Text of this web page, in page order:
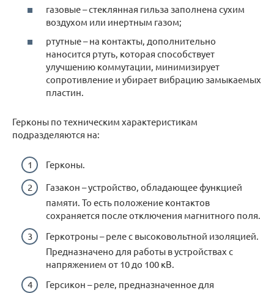
газовые – стеклянная гильза заполнена сухим
воздухом или инертным газом;
ртутные – на контакты, дополнительно
наносится ртуть, которая способствует
улучшению коммутации, минимизирует
сопротивление и убирает вибрацию замыкаемых
пластин.
Герконы по техническим характеристикам
подразделяются на:
Герконы.
Газакон – устройство, обладающее функцией
памяти. То есть положение контактов
сохраняется после отключения магнитного поля.
Геркотроны – реле с высоковольтной изоляцией.
Предназначено для работы в устройствах с
напряжением от 10 до 100 кВ.
Герсикон – реле, предназначенное для